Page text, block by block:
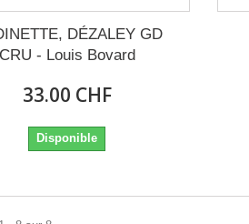
DÉZALEY GD
CRU - Louis Bovard
33.00 CHF
Disponible